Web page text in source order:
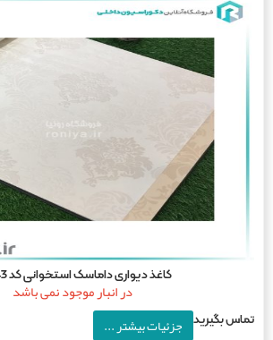
کاغذ دیواری داماسک استخوانی کد 72043
در انبار موجود نمی باشد
بگیرید جزئیات بیشتر ...